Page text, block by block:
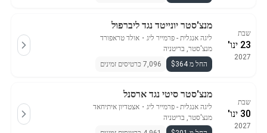
שבת
23 ינו'
2027
מנצ'סטר יונייטד נגד ליברפול
ליגה אנגלית - פרמייר ליג ・ אולד טראפורד
מנצ'סטר, בריטניה
החל מ $364
7,096 כרטיסים זמינים
שבת
30 ינו'
2027
מנצ'סטר סיטי נגד ארסנל
ליגה אנגלית - פרמייר ליג ・ אצטדיון איתיחאד
מנצ'סטר, בריטניה